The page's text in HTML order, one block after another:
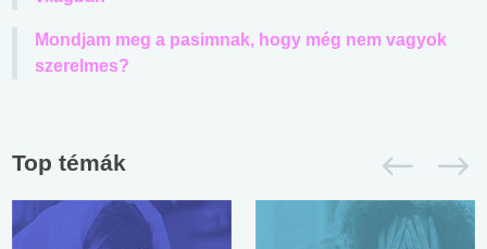
Mondjam meg a pasimnak, hogy még nem vagyok
szerelmes?
Top témák